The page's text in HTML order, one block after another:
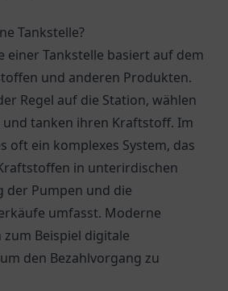
Tankstelle?
einer Tankstelle basiert auf dem
und anderen Produkten.
Regel auf die Station, wählen
und tanken ihren Kraftstoff. Im
oft ein komplexes System, das
in unterirdischen
der Pumpen und die
umfasst. Moderne
Beispiel digitale
den Bezahlvorgang zu